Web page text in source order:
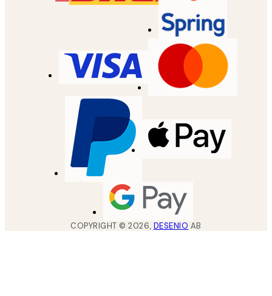
COPYRIGHT ©2026, DESENIO AB